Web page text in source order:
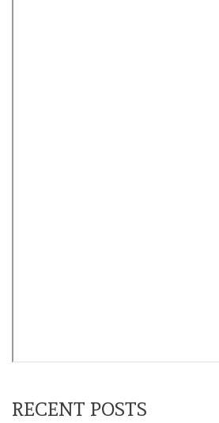
RECENT POSTS